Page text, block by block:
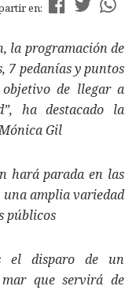
en:
la programación de
7 pedanías y puntos
de llegar a
ha destacado la
Gil
hará parada en las
una amplia variedad
públicos
el disparo de un
que servirá de